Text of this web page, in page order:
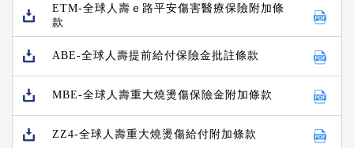
ETM-全球人壽ｅ路平安傷害醫療保險附加條
款
ABE-全球人壽提前給付保險金批註條款
MBE-全球人壽重大燒燙傷保險金附加條款
ZZ4-全球人壽重大燒燙傷給付附加條款